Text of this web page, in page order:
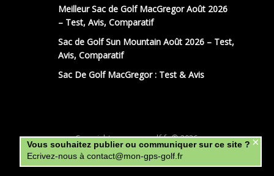
Meilleur Sac de Golf MacGregor Août 2026
– Test, Avis, Comparatif
Sac de Golf Sun Mountain Août 2026 – Test,
Avis, Comparatif
Sac De Golf MacGregor : Test & Avis
Copyright mon-gps-golf.fr © 2026.
La Team Mentions légales Contact
Vous souhaitez publier ou communiquer sur ce site ?
Ecrivez-nous à contact@mon-gps-golf.fr
×